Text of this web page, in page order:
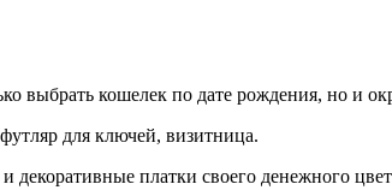
выбрать кошелек по дате рождения, но и
для ключей, визитница.
платки своего денежного